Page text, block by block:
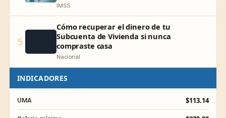
IMSS
5
Cómo recuperar el dinero de tu
Subcuenta de Vivienda si nunca
compraste casa
Nacional
INDICADORES
UMA $113.14